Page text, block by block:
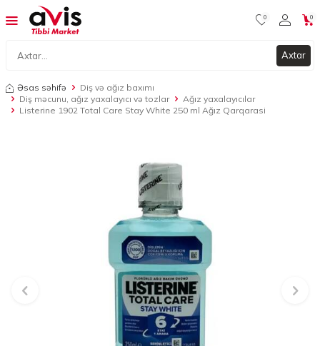
Axtar
0 0
Əsas səhifə
Diş və ağız baxımı
Diş məcunu, ağız yaxalayıcı və tozlar
Ağız yaxalayıcılar
Listerine 1902 Total Care Stay White 250 ml Ağız Qarqarasi